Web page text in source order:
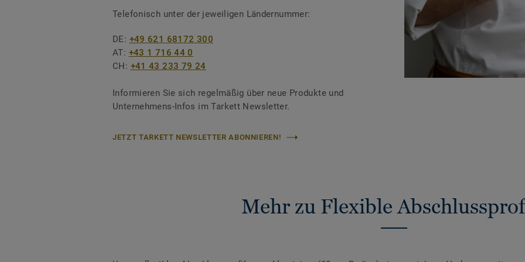
Telefonisch unter der jeweiligen Ländernummer:
DE: +49 621 68172 300
AT: +43 1 716 44 0
CH: +41 43 233 79 24
Informieren Sie sich regelmäßig über neue Produkte und
Unternehmens-Infos im Tarkett Newsletter.
JETZT TARKETT NEWSLETTER ABONNIEREN!
Mehr zu Flexible